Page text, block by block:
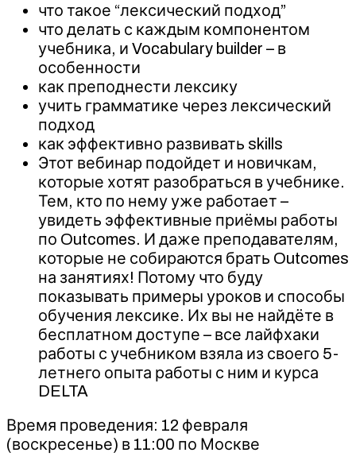
что такое “лексический подход”
что делать с каждым компонентом
учебника, и Vocabulary builder – в
особенности
как преподнести лексику
учить грамматике через лексический
подход
как эффективно развивать skills
Этот вебинар подойдет и новичкам,
которые хотят разобраться в учебнике.
Тем, кто по нему уже работает –
увидеть эффективные приёмы работы
по Outcomes. И даже преподавателям,
которые не собираются брать Outcomes
на занятиях! Потому что буду
показывать примеры уроков и способы
обучения лексике. Их вы не найдёте в
бесплатном доступе – все лайфхаки
работы с учебником взяла из своего 5-
летнего опыта работы с ним и курса
DELTA
Время проведения: 12 февраля
(воскресенье) в 11:00 по Москве